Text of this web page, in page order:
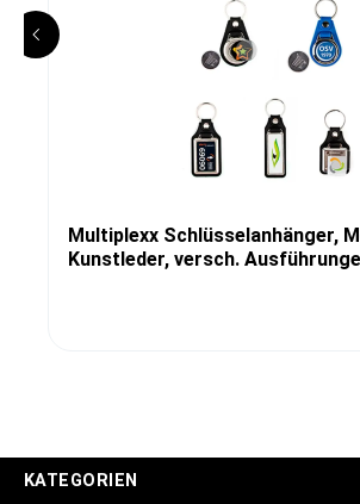
Multiplexx Schlüsselanhänger,
Kunstleder, versch.
KATEGORIEN